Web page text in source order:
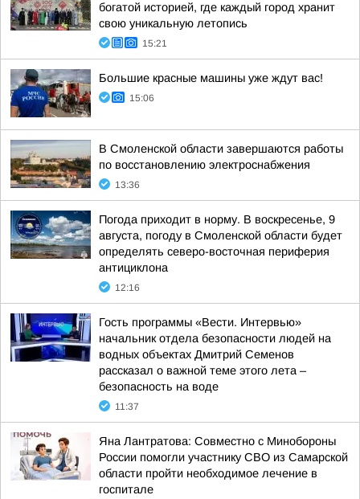
богатой историей, где каждый город хранит
свою уникальную летопись
15:21
Большие красные машины уже ждут вас!
15:06
В Смоленской области завершаются работы
по восстановлению электроснабжения
13:36
Погода приходит в норму. В воскресенье, 9
августа, погоду в Смоленской области будет
определять северо-восточная периферия
антициклона
12:16
Гость программы «Вести. Интервью»
начальник отдела безопасности людей на
водных объектах Дмитрий Семенов
рассказал о важной теме этого лета –
безопасность на воде
11:37
Яна Лантратова: Совместно с Минобороны
России помогли участнику СВО из Самарской
области пройти необходимое лечение в
госпитале